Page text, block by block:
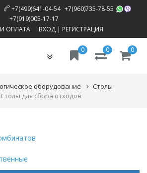
+7(499)641-04-54, +7(960)735-78-55
+7(919)005-17-17
ОПЛАТА
ВХОД| РЕГИСТРАЦИЯ
Toggle
0
0
0
оборудование
Столы
Столы для сбора отходов